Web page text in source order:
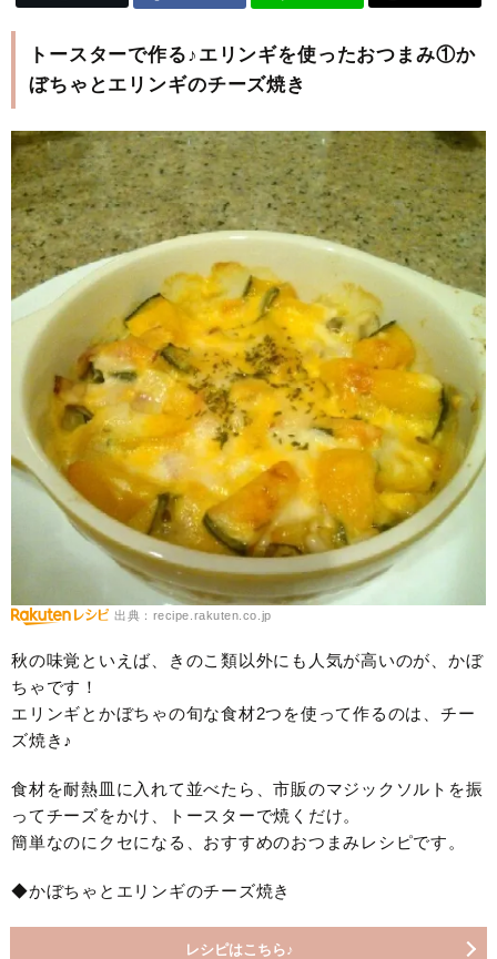
トースターで作る♪エリンギを使ったおつまみ①か
ぼちゃとエリンギのチーズ焼き
出典：recipe.rakuten.co.jp
秋の味覚といえば、きのこ類以外にも人気が高いのが、かぼ
ちゃです！
エリンギとかぼちゃの旬な食材2つを使って作るのは、チー
ズ焼き♪
食材を耐熱皿に入れて並べたら、市販のマジックソルトを振
ってチーズをかけ、トースターで焼くだけ。
簡単なのにクセになる、おすすめのおつまみレシピです。
◆かぼちゃとエリンギのチーズ焼き
レシピはこちら♪